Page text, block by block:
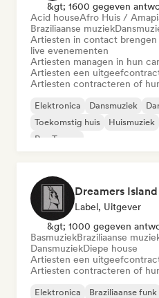
&gt; 1600 gegeven
Acid houseAfro Huis /
Braziliaanse muziek
Artiesten in contact
live evenementen
Artiesten managen in hun
Artiesten een
Artiesten contracteren of
Elektronica Dansmuziek
Toekomstig huis
Huismuziek
Psy-Trance
Dreamers
Label, Uitgever
&gt; 1000 gegeven
BasmuziekBraziliaanse
DansmuziekDiepe house
Artiesten een
Artiesten contracteren of
Elektronica Braziliaanse funk